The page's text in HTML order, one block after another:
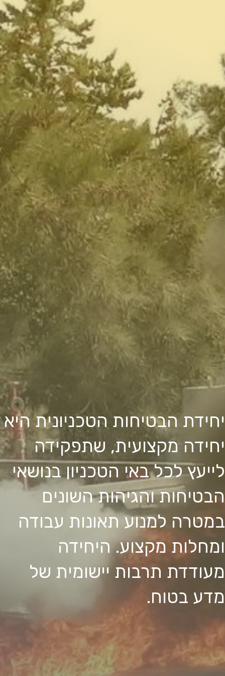
יחידת הבטיחות הטכניונית היא
יחידה מקצועית, שתפקידה
לייעץ לכל באי הטכניון בנושאי
הבטיחות והגיהות השונים
במטרה למנוע תאונות עבודה
ומחלות מקצוע. היחידה
מעודדת תרבות יישומית של
מדע בטוח.